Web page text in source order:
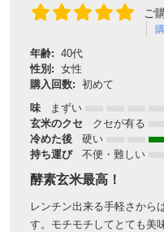
ご
年齢: 40代
性別: 女性
購入回数: 初めて
味
まずい
玄米のクセ
クセが有る
冷めた後
硬い
持ち運び
不便・難しい
酵素玄米最高！
レンチン出来る手軽さから
す。モチモチしてとても美